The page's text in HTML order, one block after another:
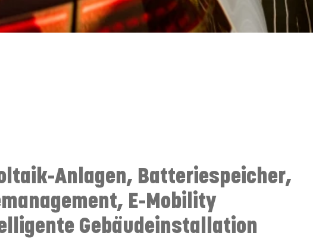
Anlagen, Batteriespeicher,
E-Mobility
Gebäude­installation